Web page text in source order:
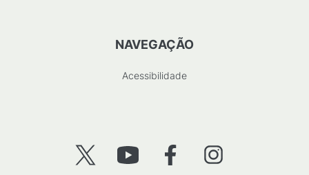
NAVEGAÇÃO
Acessibilidade